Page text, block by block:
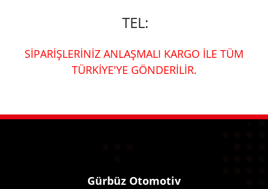
TEL:
SİPARİŞLERİNİZ ANLAŞMALI KARGO İLE TÜM
TÜRKİYE'YE GÖNDERİLİR.
Gürbüz Otomotiv